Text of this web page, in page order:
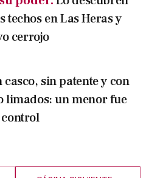
en Las Heras y
cerrojo
casco, sin patente y con
limados: un menor fue